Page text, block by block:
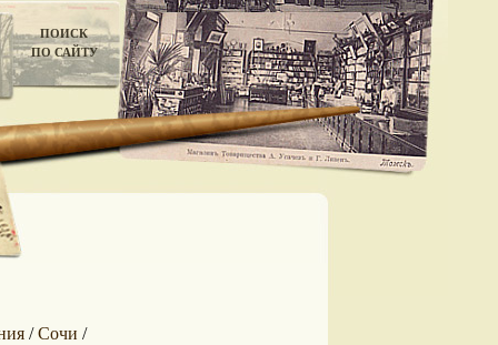
ПОИСК
ПО САЙТУ
/Сочи /